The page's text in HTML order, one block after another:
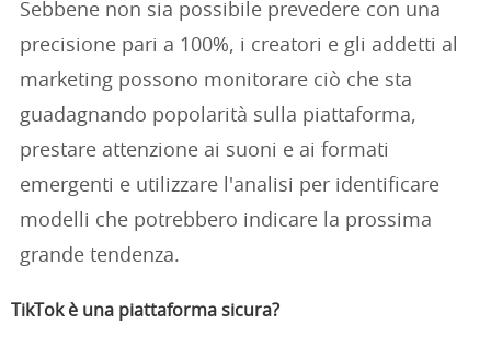
Sebbene non sia possibile prevedere con una
precisione pari a 100%, i creatori e gli addetti al
marketing possono monitorare ciò che sta
guadagnando popolarità sulla piattaforma,
prestare attenzione ai suoni e ai formati
emergenti e utilizzare l'analisi per identificare
modelli che potrebbero indicare la prossima
grande tendenza.
TikTok è una piattaforma sicura?